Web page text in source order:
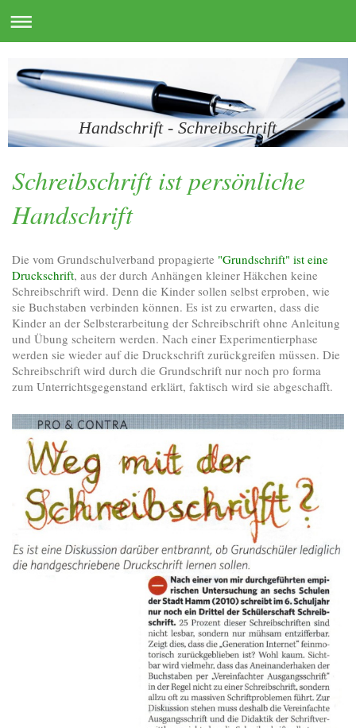
Handschrift - Schreibschrift
Schreibschrift ist persönliche
Handschrift
Die vom Grundschulverband propagierte "Grundschrift" ist eine
Druckschrift, aus der durch Anhängen kleiner Häkchen keine
Schreibschrift wird. Denn die Kinder sollen selbst erproben, wie
sie Buchstaben verbinden können. Es ist zu erwarten, dass die
Kinder an der Selbsterarbeitung der Schreibschrift ohne Anleitung
und Übung scheitern werden. Nach einer Experimentierphase
werden sie wieder auf die Druckschrift zurückgreifen müssen. Die
Schreibschrift wird durch die Grundschrift nur noch pro forma
zum Unterrichtsgegenstand erklärt, faktisch wird sie abgeschafft.